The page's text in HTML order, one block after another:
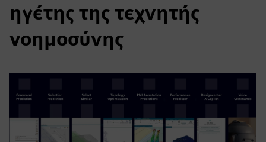
ηγέτης της τεχνητής
νοημοσύνης